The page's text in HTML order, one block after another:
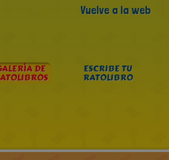
Vuelve a la web
DE ESCRIBE TU
RATOLIBRO